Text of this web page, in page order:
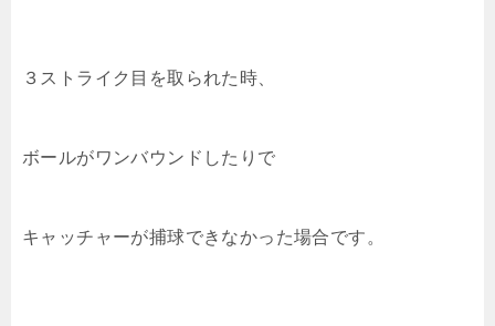
３ストライク目を取られた時、
ボールがワンバウンドしたりで
キャッチャーが捕球できなかった場合です。